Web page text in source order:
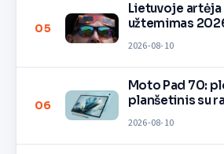
05
Lietuvoje artėja
užtemimas
2026-08-10
06
Moto Pad 70:
planšetinis su
2026-08-10